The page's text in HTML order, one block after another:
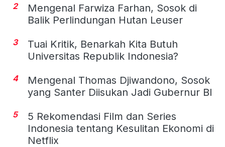
2
Mengenal Farwiza Farhan, Sosok di
Balik Perlindungan Hutan Leuser
3
Tuai Kritik, Benarkah Kita Butuh
Universitas Republik Indonesia?
4
Mengenal Thomas Djiwandono, Sosok
yang Santer Diisukan Jadi Gubernur BI
5
5 Rekomendasi Film dan Series
Indonesia tentang Kesulitan Ekonomi di
Netflix